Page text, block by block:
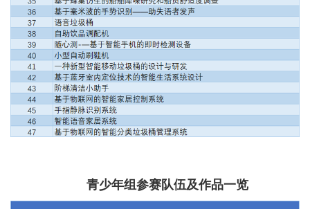
青少年组参赛队伍及作品一览